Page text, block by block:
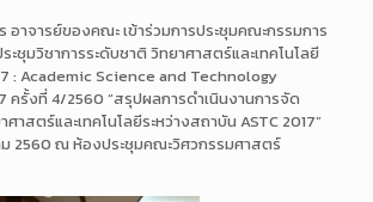
าจารย์ของคณะ เข้าร่วมการประชุมคณะกรรมการ
ะชุมวิชาการระดับชาติ วิทยาศาสตร์และเทคโนโลยี
: Academic Science and Technology
ครั้งที่ 4/2560 “สรุปผลการดำเนินงานการจัด
าสตร์และเทคโนโลยีระหว่างสถาบัน ASTC 2017”
ม 2560 ณ ห้องประชุมคณะวิศวกรรมศาสตร์